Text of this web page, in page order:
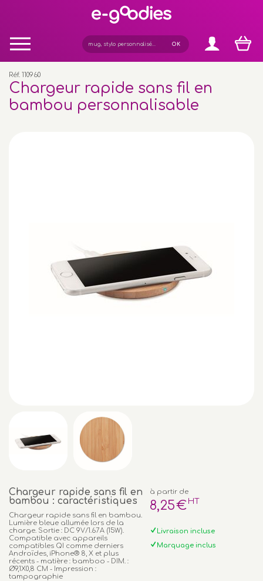
Réf. 110960
Chargeur rapide sans fil en
bambou personnalisable
Chargeur rapide sans fil en
bambou : caractéristiques
Chargeur rapide sans fil en bambou.
Lumière bleue allumée lors de la
charge. Sortie : DC 9V/1.67A (15W).
Compatible avec appareils
compatibles QI comme derniers
Androïdes, iPhone® 8, X et plus
récents - matière : bamboo - DIM. :
Ø9,1X0,8 CM - Impression :
tampographie
à partir de
8,25€ HT
Livraison incluse
Marquage inclus